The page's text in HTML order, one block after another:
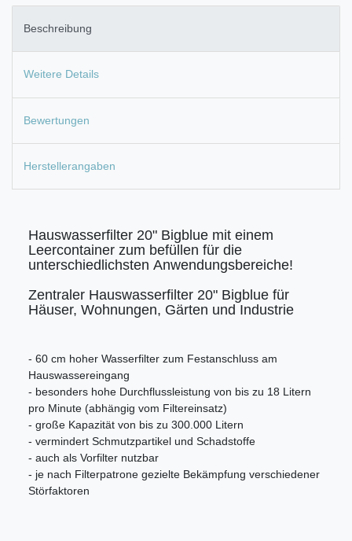
Beschreibung
Weitere Details
Bewertungen
Herstellerangaben
Hauswasserfilter 20" Bigblue mit einem
Leercontainer zum befüllen für die
unterschiedlichsten Anwendungsbereiche!
Zentraler Hauswasserfilter 20" Bigblue für
Häuser, Wohnungen, Gärten und Industrie
- 60 cm hoher Wasserfilter zum Festanschluss am
Hauswassereingang
- besonders hohe Durchflussleistung von bis zu 18 Litern
pro Minute (abhängig vom Filtereinsatz)
- große Kapazität von bis zu 300.000 Litern
- vermindert Schmutzpartikel und Schadstoffe
- auch als Vorfilter nutzbar
- je nach Filterpatrone gezielte Bekämpfung verschiedener
Störfaktoren